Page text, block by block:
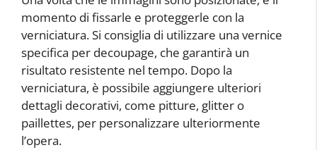
momento di fissarle e proteggerle con la
verniciatura. Si consiglia di utilizzare una vernice
specifica per decoupage, che garantirà un
risultato resistente nel tempo. Dopo la
verniciatura, è possibile aggiungere ulteriori
dettagli decorativi, come pitture, glitter o
paillettes, per personalizzare ulteriormente
l’opera.